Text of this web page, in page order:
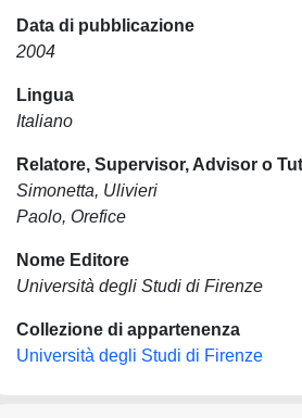
Data di pubblicazione
2004
Lingua
Italiano
Relatore, Supervisor, Advisor o
Simonetta, Ulivieri
Paolo, Orefice
Nome Editore
Università degli Studi di Firenze
Collezione di appartenenza
Università degli Studi di Firenze